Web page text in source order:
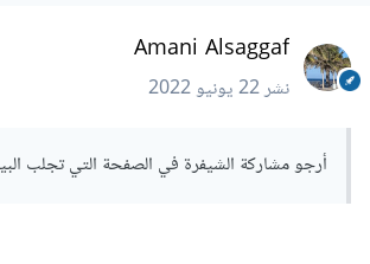
Amani Alsaggaf
نشر22 يونيو 2022
أرجو مشاركة الشيفرة في الصفحة التي تجلب